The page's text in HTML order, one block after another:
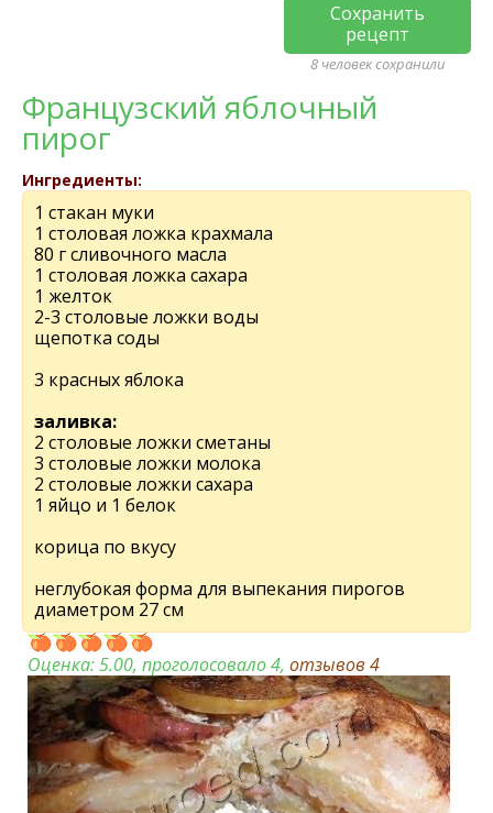
Сохранить
рецепт
8 человек сохранили
Французский яблочный
пирог
Ингредиенты:
1 стакан муки
1 столовая ложка крахмала
80 г сливочного масла
1 столовая ложка сахара
1 желток
2-3 столовые ложки воды
щепотка соды
3 красных яблока
заливка:
2 столовые ложки сметаны
3 столовые ложки молока
2 столовые ложки сахара
1 яйцо и 1 белок
корица по вкусу
неглубокая форма для выпекания пирогов
диаметром 27 см
Оценка:5.00, проголосовало 4, отзывов 4